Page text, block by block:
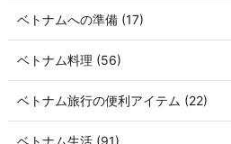
ベトナムへの準備 (17)
ベトナム料理 (56)
ベトナム旅行の便利アイテム (22)
ベトナム生活 (91)